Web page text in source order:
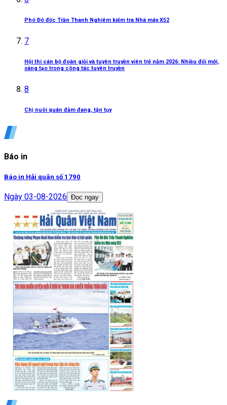
Phó Đô đốc Trần Thanh Nghiêm kiểm tra Nhà máy X52
7
Hội thi cán bộ đoàn giỏi và tuyên truyền viên trẻ năm 2026: Nhiều đổi mới,
sáng tạo trong công tác tuyên truyền
8
Chị nuôi quân đảm đang, tận tụy
Báo in
Báo in Hải quân số 1790
Ngày 03-08-2026 Đọc ngay